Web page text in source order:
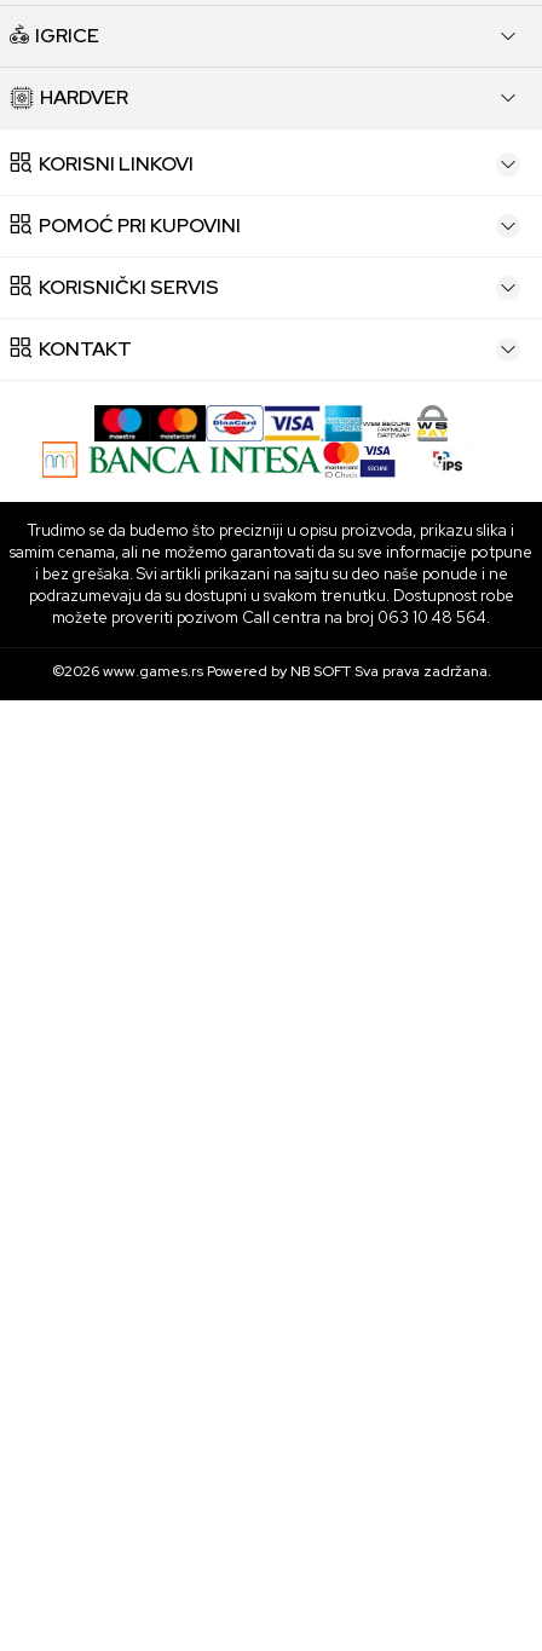
IGRICE
HARDVER
KORISNI LINKOVI
POMOĆ PRI KUPOVINI
KORISNIČKI SERVIS
KONTAKT
Trudimo se da budemo što precizniji u opisu proizvoda, prikazu slika i
samim cenama, ali ne možemo garantovati da su sve informacije potpune
i bez grešaka. Svi artikli prikazani na sajtu su deo naše ponude i ne
podrazumevaju da su dostupni u svakom trenutku. Dostupnost robe
možete proveriti pozivom Call centra na broj 063 10 48 564.
©2026www.games.rs Powered byNB SOFTSva prava zadržana.